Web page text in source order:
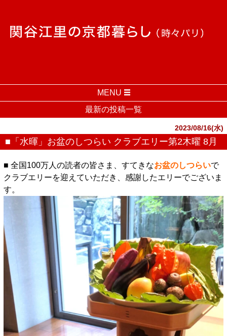
MENU
最新の投稿一覧
2023/08/16(水)
■「水暉」お盆のしつらい クラブエリー第2木曜 8月
■ 全国100万人の読者の皆さま、すてきなお盆のしつらいで
クラブエリーを迎えていただき、感謝したエリーでございま
す。